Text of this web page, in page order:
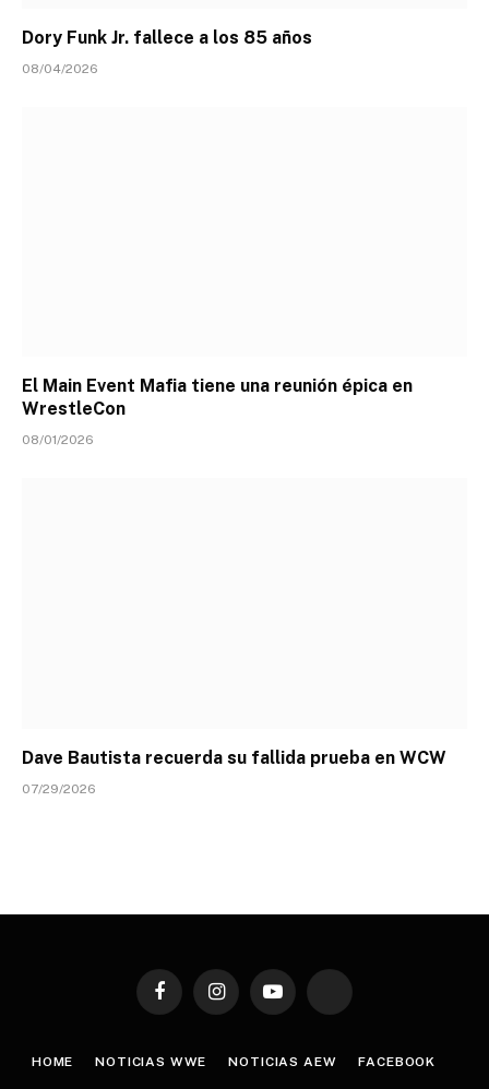
Dory Funk Jr. fallece a los 85 años
08/04/2026
El Main Event Mafia tiene una reunión épica en
WrestleCon
08/01/2026
Dave Bautista recuerda su fallida prueba en WCW
07/29/2026
FacebookInstagramYouTube TikTok
HOME NOTICIAS WWE NOTICIAS AEW FACEBOOK